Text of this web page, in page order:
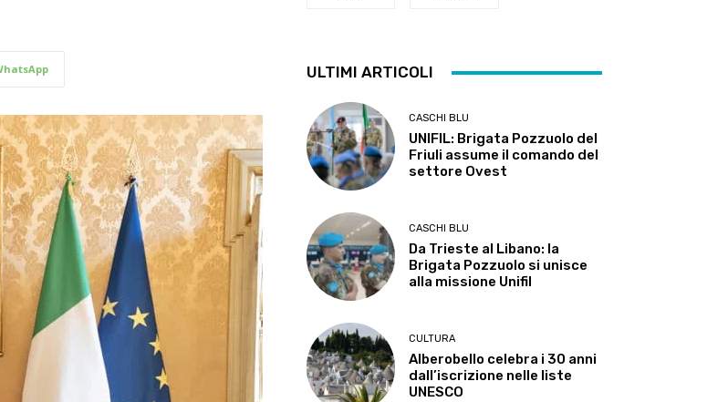
ULTIMI ARTICOLI
CASCHI BLU
UNIFIL: Brigata Pozzuolo del
Friuli assume il comando del
settore Ovest
CASCHI BLU
Da Trieste al Libano: la
Brigata Pozzuolo si unisce
alla missione Unifil
CULTURA
Alberobello celebra i 30 anni
dall’iscrizione nelle liste
UNESCO